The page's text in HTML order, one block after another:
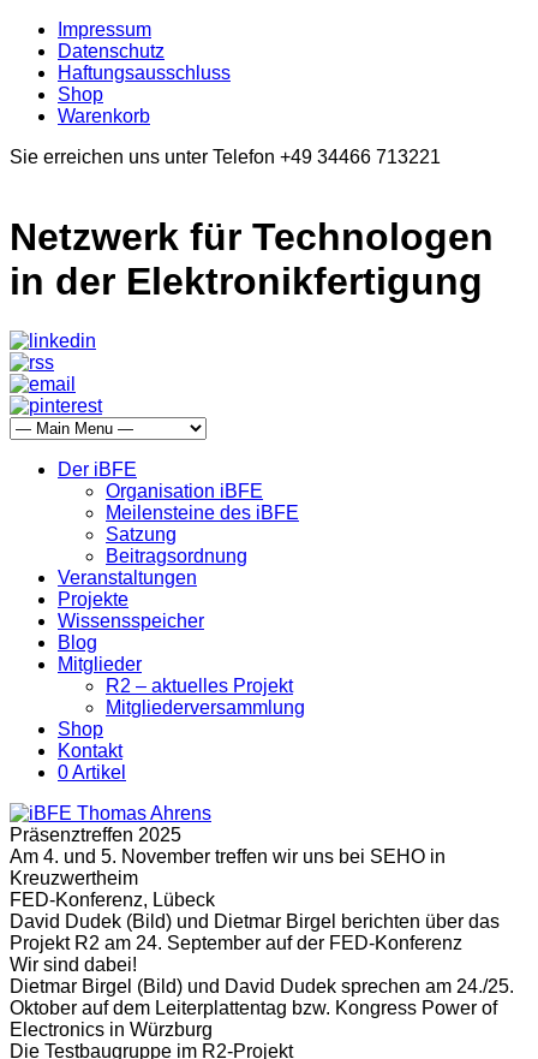
Impressum
Datenschutz
Haftungsausschluss
Shop
Warenkorb
Sie erreichen uns unter Telefon +49 34466 713221
Netzwerk für Technologen
in der Elektronikfertigung
Der iBFE
Organisation iBFE
Meilensteine des iBFE
Satzung
Beitragsordnung
Veranstaltungen
Projekte
Wissensspeicher
Blog
Mitglieder
R2 – aktuelles Projekt
Mitgliederversammlung
Shop
Kontakt
0 Artikel
Präsenztreffen 2025
Am 4. und 5. November treffen wir uns bei SEHO in
Kreuzwertheim
FED-Konferenz, Lübeck
David Dudek (Bild) und Dietmar Birgel berichten über das
Projekt R2 am 24. September auf der FED-Konferenz
Wir sind dabei!
Dietmar Birgel (Bild) und David Dudek sprechen am 24./25.
Oktober auf dem Leiterplattentag bzw. Kongress Power of
Electronics in Würzburg
Die Testbaugruppe im R2-Projekt